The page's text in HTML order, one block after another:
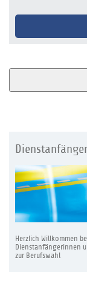
Herzlich Willkommen
Dienstanfängerinnen
zur Berufswahl